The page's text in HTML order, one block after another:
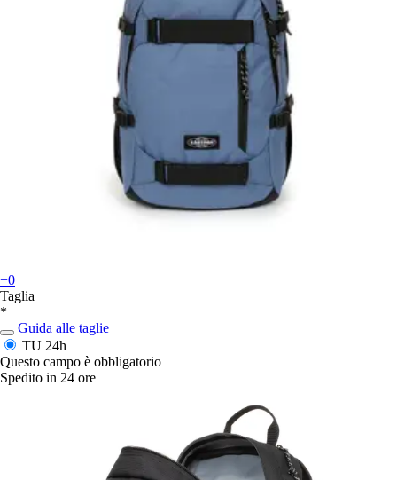
+0
Taglia
*
Guida alle taglie
TU 24h
Questo campo è obbligatorio
Spedito in 24 ore